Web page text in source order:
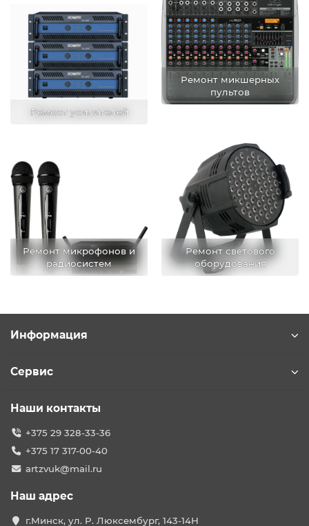
Ремонт усилителей
Ремонт микшерных
пультов
Ремонт микрофонов и
радиосистем
Ремонт светового
оборудования
Информация
Сервис
Наши контакты
+375 29 328-33-36
+375 17 317-00-40
artzvuk@mail.ru
Наш адрес
г.Минск, ул. Р. Люксембург, 143-14Н